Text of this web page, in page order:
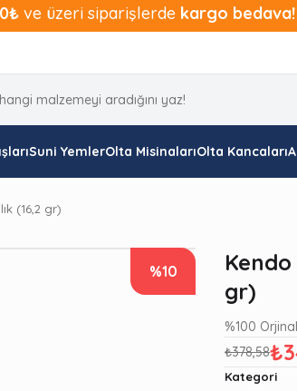
ve üzeri siparişlerde kargo bedava!
Suni YemlerOlta MisinalarıOlta Kancaları
(16,2 gr)
%10
gr)
%100 Orjinal
₺378,58
Kategori